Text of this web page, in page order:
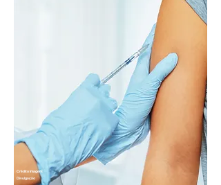
Divulgação
Crédito Imagem: